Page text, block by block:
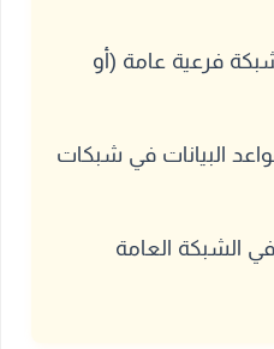
فرعية عامة (أو
البيانات في شبكات
في الشبكة العامة